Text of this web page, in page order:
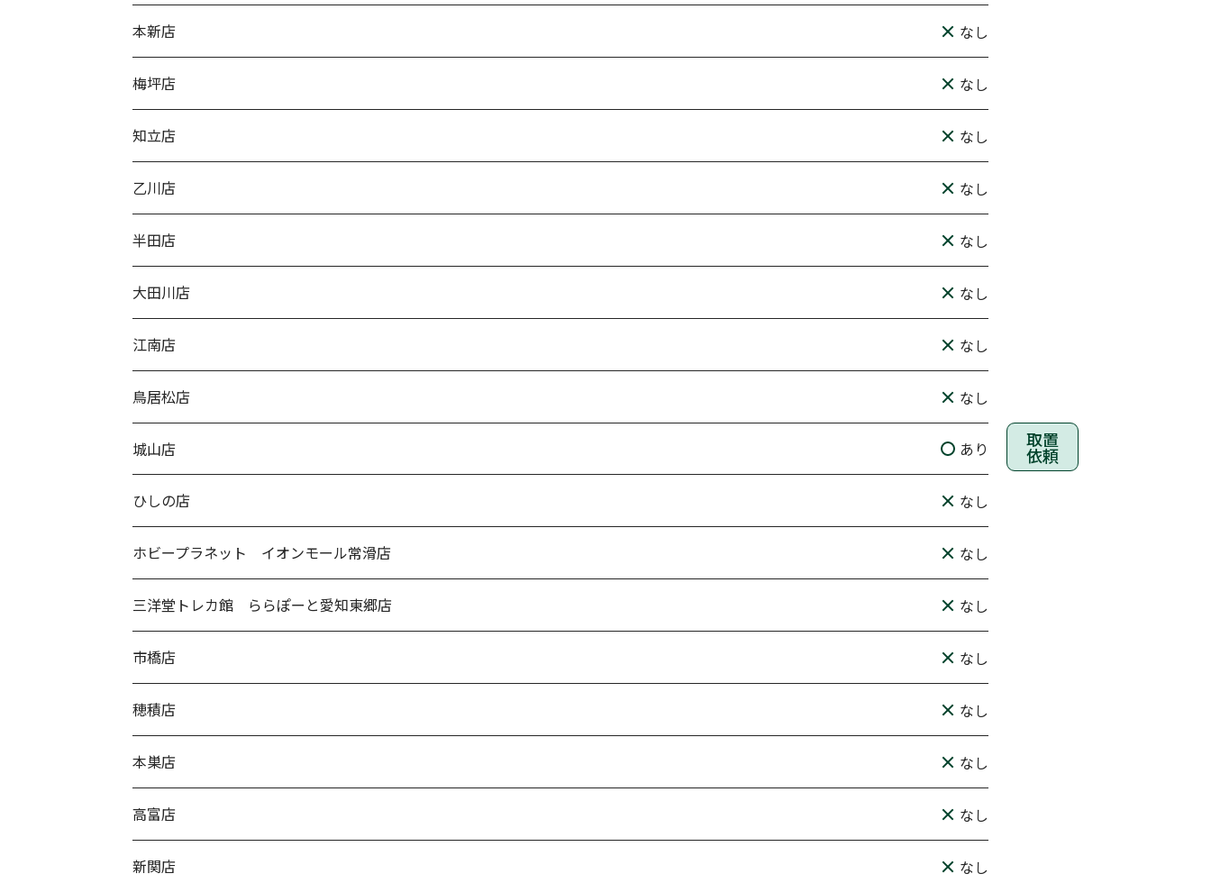
本新店 なし
梅坪店 なし
知立店 なし
乙川店 なし
半田店 なし
大田川店 なし
江南店 なし
鳥居松店 なし
城山店 あり 取置
依頼
ひしの店 なし
ホビープラネット イオンモール常滑店 なし
三洋堂トレカ館 ららぽーと愛知東郷店 なし
市橋店 なし
穂積店 なし
本巣店 なし
高富店 なし
新関店 なし